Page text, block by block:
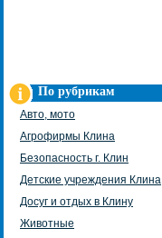
По рубрикам
Авто, мото
Агрофирмы Клина
Безопасность г. Клин
Детские учреждения Клина
Досуг и отдых в Клину
Животные